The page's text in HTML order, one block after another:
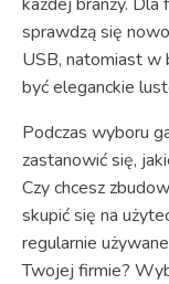
sprawdzą się
USB, natomiast w
być eleganckie
Podczas wyboru
zastanowić się,
Czy chcesz
skupić się na
regularnie
Twojej firmie?